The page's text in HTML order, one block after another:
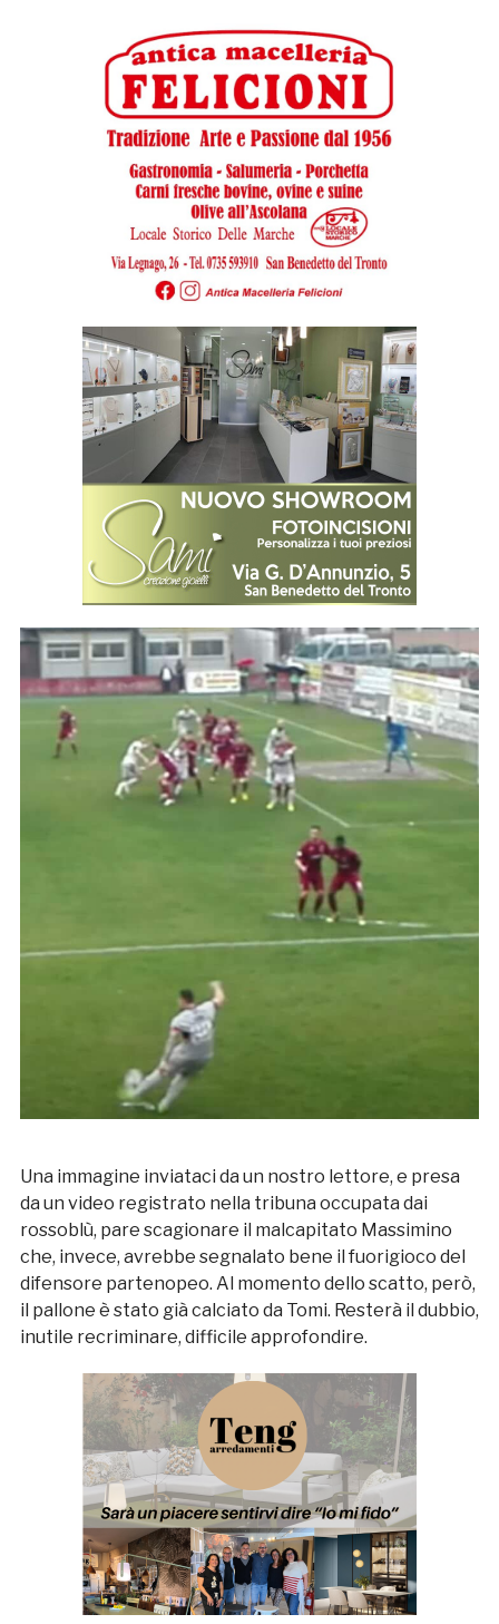
Una immagine inviataci da un nostro lettore, e presa
da un video registrato nella tribuna occupata dai
rossoblù, pare scagionare il malcapitato Massimino
che, invece, avrebbe segnalato bene il fuorigioco del
difensore partenopeo. Al momento dello scatto, però,
il pallone è stato già calciato da Tomi. Resterà il dubbio,
inutile recriminare, difficile approfondire.